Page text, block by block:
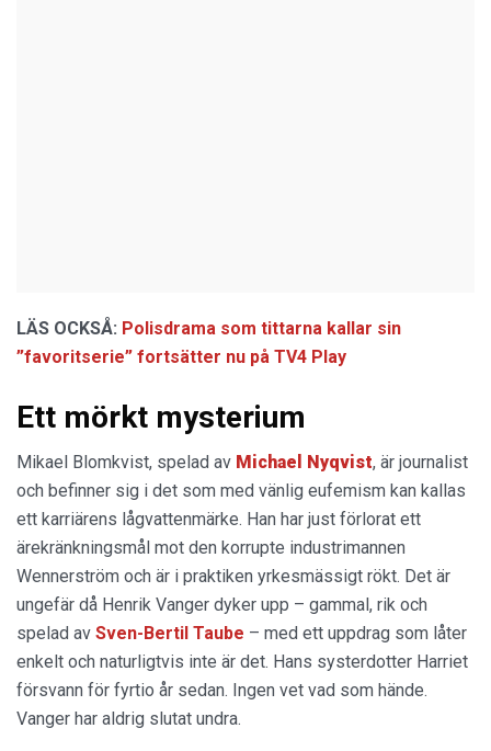
LÄS OCKSÅ: Polisdrama som tittarna kallar sin
”favoritserie” fortsätter nu på TV4 Play
Ett mörkt mysterium
Mikael Blomkvist, spelad av Michael Nyqvist, är journalist
och befinner sig i det som med vänlig eufemism kan kallas
ett karriärens lågvattenmärke. Han har just förlorat ett
ärekränkningsmål mot den korrupte industrimannen
Wennerström och är i praktiken yrkesmässigt rökt. Det är
ungefär då Henrik Vanger dyker upp – gammal, rik och
spelad av Sven-Bertil Taube – med ett uppdrag som låter
enkelt och naturligtvis inte är det. Hans systerdotter Harriet
försvann för fyrtio år sedan. Ingen vet vad som hände.
Vanger har aldrig slutat undra.